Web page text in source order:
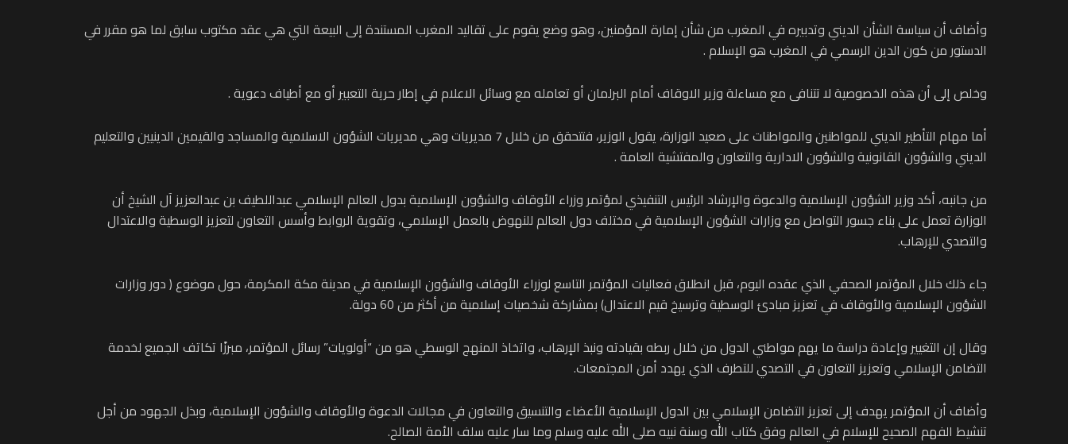
وأضاف أن سياسة الشأن الديني وتدبيره في المغرب من شأن إمارة المؤمنين، وهو وضع يقوم على تقاليد المغرب المستندة إلى البيعة التي هي عقد مكتوب سابق لما هو مقرر في
الدستور من كون الدين الرسمي في المغرب هو الإسلام .
وخلص إلى أن هذه الخصوصية لا تتنافى مع مساءلة وزير الاوقاف أمام البرلمان أو تعامله مع وسائل الاعلام في إطار حرية التعبير أو مع أطياف دعوية .
أما مهام التأطير الديني للمواطنين والمواطنات على صعيد الوزارة، يقول الوزير، فتتحقق من خلال 7 مديريات وهي مديريات الشؤون الاسلامية والمساجد والقيمين الدينيين والتعليم
الديني والشؤون القانونية والشؤون الادارية والتعاون والمفتشية العامة .
من جانبه، أكد وزير الشؤون الإسلامية والدعوة والإرشاد الرئيس التنفيذي لمؤتمر وزراء الأوقاف والشؤون الإسلامية بدول العالم الإسلامي عبداللطيف بن عبدالعزيز آل الشيخ أن
الوزارة تعمل على بناء جسور التواصل مع وزارات الشؤون الإسلامية في مختلف دول العالم للنهوض بالعمل الإسلامي، وتقوية الروابط وأسس التعاون لتعزيز الوسطية والاعتدال
والتصدي للإرهاب.
جاء ذلك خلال المؤتمر الصحفي الذي عقده اليوم، قبل انطلاق فعاليات المؤتمر التاسع لوزراء الأوقاف والشؤون الإسلامية في مدينة مكة المكرمة، حول موضوع ( دور وزارات
الشؤون الإسلامية والأوقاف في تعزيز مبادئ الوسطية وترسيخ قيم الاعتدال) بمشاركة شخصيات إسلامية من أكثر من 60 دولة.
وقال إن التغيير وإعادة دراسة ما يهم مواطني الدول من خلال ربطه بقيادته ونبذ الإرهاب، واتخاذ المنهج الوسطي هو من “أولويات” رسائل المؤتمر، مبرزًا تكاتف الجميع لخدمة
التضامن الإسلامي وتعزيز التعاون في التصدي للتطرف الذي يهدد أمن المجتمعات.
وأضاف أن المؤتمر يهدف إلى تعزيز التضامن الإسلامي بين الدول الإسلامية الأعضاء والتنسيق والتعاون في مجالات الدعوة والأوقاف والشؤون الإسلامية، وبذل الجهود من أجل
تنشيط الفهم الصحيح للإسلام في العالم وفق كتاب الله وسنة نبيه صلى الله عليه وسلم وما سار عليه سلف الأمة الصالح.